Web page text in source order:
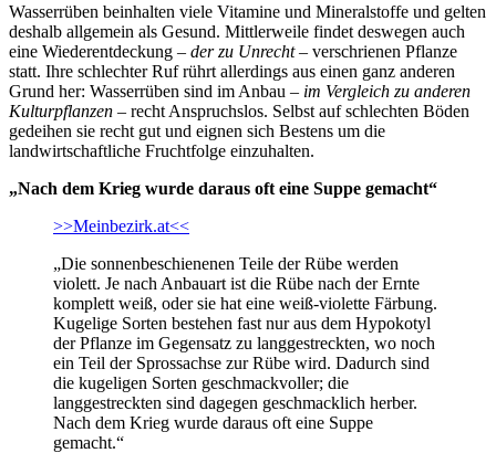
Wasserrüben beinhalten viele Vitamine und Mineralstoffe und gelten
deshalb allgemein als Gesund. Mittlerweile findet deswegen auch
eine Wiederentdeckung – der zu Unrecht– verschrienen Pflanze
statt. Ihre schlechter Ruf rührt allerdings aus einen ganz anderen
Grund her: Wasserrüben sind im Anbau – im Vergleich zu anderen
Kulturpflanzen – recht Anspruchslos. Selbst auf schlechten Böden
gedeihen sie recht gut und eignen sich Bestens um die
landwirtschaftliche Fruchtfolge einzuhalten.
„Nach dem Krieg wurde daraus oft eine Suppe gemacht“
>>Meinbezirk.at<<
„Die sonnenbeschienenen Teile der Rübe werden
violett. Je nach Anbauart ist die Rübe nach der Ernte
komplett weiß, oder sie hat eine weiß-violette Färbung.
Kugelige Sorten bestehen fast nur aus dem Hypokotyl
der Pflanze im Gegensatz zu langgestreckten, wo noch
ein Teil der Sprossachse zur Rübe wird. Dadurch sind
die kugeligen Sorten geschmackvoller; die
langgestreckten sind dagegen geschmacklich herber.
Nach dem Krieg wurde daraus oft eine Suppe
gemacht.“